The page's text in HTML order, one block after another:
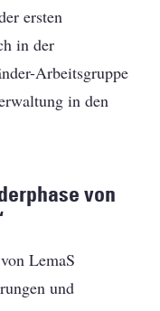
ersten
in der
Arbeitsgruppe
in den
von
LemaS
und